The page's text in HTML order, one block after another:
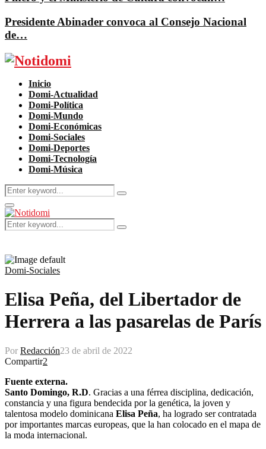
Presidente Abinader convoca al Consejo Nacional
de…
Facebook
Twitter
Instagram
Pinterest
Youtube
Inicio
Domi-Actualidad
Domi-Política
Domi-Mundo
Domi-Económicas
Domi-Sociales
Domi-Deportes
Domi-Tecnología
Domi-Música
Search
for:
Search
Primary
Menu
Search
for:
Search
Domi-Sociales
Elisa Peña, del Libertador de
Herrera a las pasarelas de París
Por Redacción23 de abril de 2022
Compartir2
Fuente externa.
Santo Domingo, R.D. Gracias a una férrea disciplina, dedicación,
constancia y una figura bendecida por la genética, la joven y
talentosa modelo dominicana Elisa Peña, ha logrado ser contratada
por importantes marcas europeas, que la han colocado en el mapa de
la moda internacional.